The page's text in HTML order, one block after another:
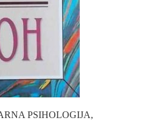
PSIHOLOGIJA,